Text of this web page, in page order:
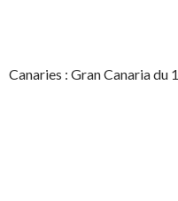
Canaries : Gran Canaria du